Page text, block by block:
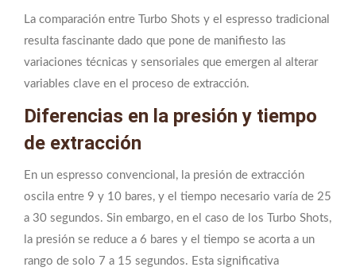
La comparación entre Turbo Shots y el espresso tradicional
resulta fascinante dado que pone de manifiesto las
variaciones técnicas y sensoriales que emergen al alterar
variables clave en el proceso de extracción.
Diferencias en la presión y tiempo
de extracción
En un espresso convencional, la presión de extracción
oscila entre 9 y 10 bares, y el tiempo necesario varía de 25
a 30 segundos. Sin embargo, en el caso de los Turbo Shots,
la presión se reduce a 6 bares y el tiempo se acorta a un
rango de solo 7 a 15 segundos. Esta significativa